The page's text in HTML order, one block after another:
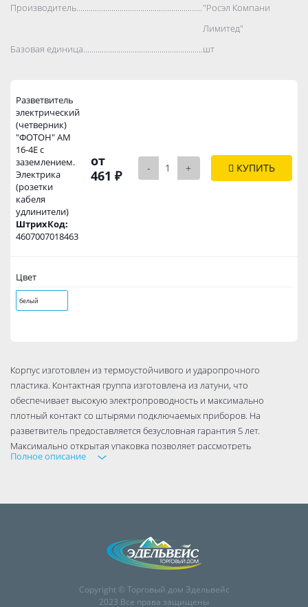
Производитель..................................................................................
"Росэл Компани
Лимитед"
Базовая единица..................................................................................
шт
Разветвитель
электрический
(четверник)
"ФОТОН" АМ
16-4Е с
заземлением.
Электрика
(розетки
кабеля
удлинители)
ШтрихКод:
4607007018463
от
461 ₽
- + КУПИТЬ
Цвет
белый
Корпус изготовлен из термоустойчивого и ударопрочного
пластика. Контактная группа изготовлена из латуни, что
обеспечивает высокую электропроводность и максимально
плотный контакт со штырями подключаемых приборов. На
разветвитель предоставляется безусловная гарантия 5 лет.
Максимально открытая упаковка позволяет рассмотреть
разветвитель со всех сторон, оценить качество материалов. На
Количество розеток - 4. Номинальный ток – max 6 А. Уникальная
Полное описание
Copyright © Торговый дом Эдельвейс
2023 Все права защищены